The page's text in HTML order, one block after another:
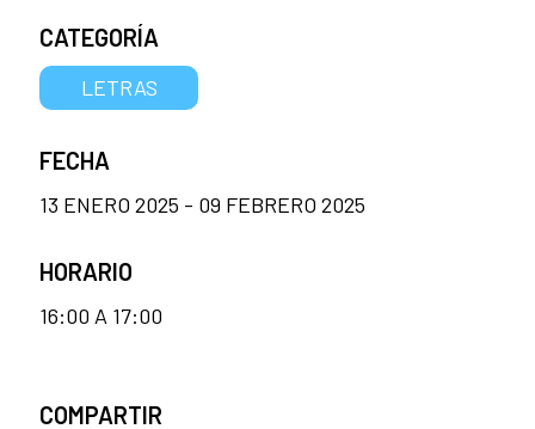
CATEGORÍA
LETRAS
FECHA
13 ENERO 2025 - 09 FEBRERO 2025
HORARIO
16:00 A 17:00
COMPARTIR